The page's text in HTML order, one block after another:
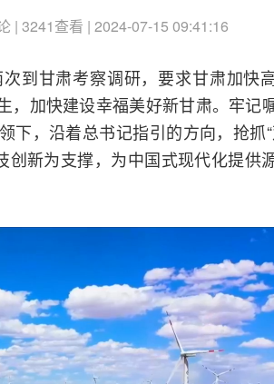
| 3241查看 | 2024-07-15 09:41:16
到甘肃考察调研，要求甘肃加快
，加快建设幸福美好新甘肃。牢记
下，沿着总书记指引的方向，抢抓
创新为支撑，为中国式现代化提供